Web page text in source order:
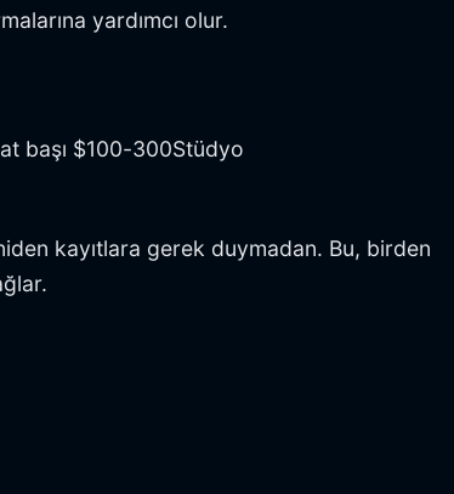
yardımcı olur.
başı $100-300Stüdyo
kayıtlara gerek duymadan. Bu, birden